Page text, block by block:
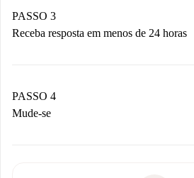
Não cobramos nada até que o
PASSO 3
Receba resposta em menos de 24 horas
proprietário.
Se recusada: não cobraremos nada
PASSO 4
Mude-se